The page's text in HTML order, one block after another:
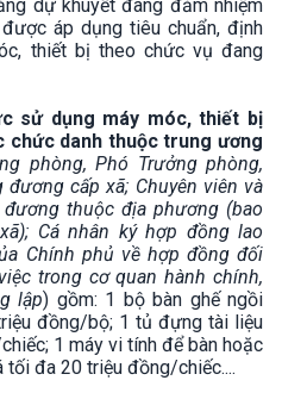
dự khuyết đang đảm nhiệm
áp dụng tiêu chuẩn, định
thiết bị theo chức vụ đang
sử dụng máy móc, thiết bị
chức danh thuộc trung ương
phòng, Phó Trưởng phòng,
cấp xã; Chuyên viên và
thuộc địa phương (bao
Cá nhân ký hợp đồng lao
Chính phủ về hợp đồng đối
trong cơ quan hành chính,
lập) gồm: 1 bộ bàn ghế ngồi
đồng/bộ; 1 tủ đựng tài liệu
1 máy vi tính để bàn hoặc
tối đa 20 triệu đồng/chiếc....